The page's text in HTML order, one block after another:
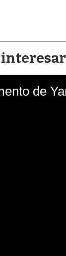
interesar